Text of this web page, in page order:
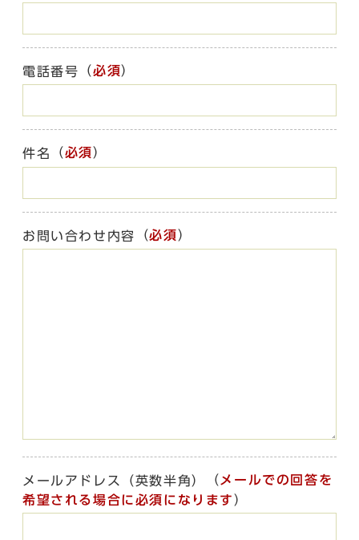
電話番号 （必須）
件名 （必須）
お問い合わせ内容 （必須）
メールアドレス（英数半角） （ メールでの回答を
希望される場合に必須になります ）